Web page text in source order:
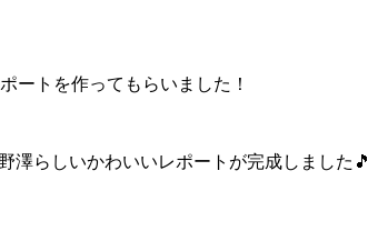
ートを作ってもらいました！
澤らしいかわいいレポートが完成しました🎵